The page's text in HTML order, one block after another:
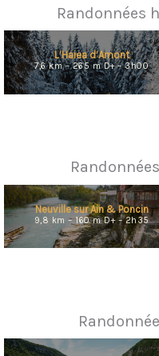
Randonnées
L’Haiea d’Amont
7,6 km – 265 m D+ – 3h00
Neuville sur Ain & Poncin
9,8 km – 160 m D+ – 2h35